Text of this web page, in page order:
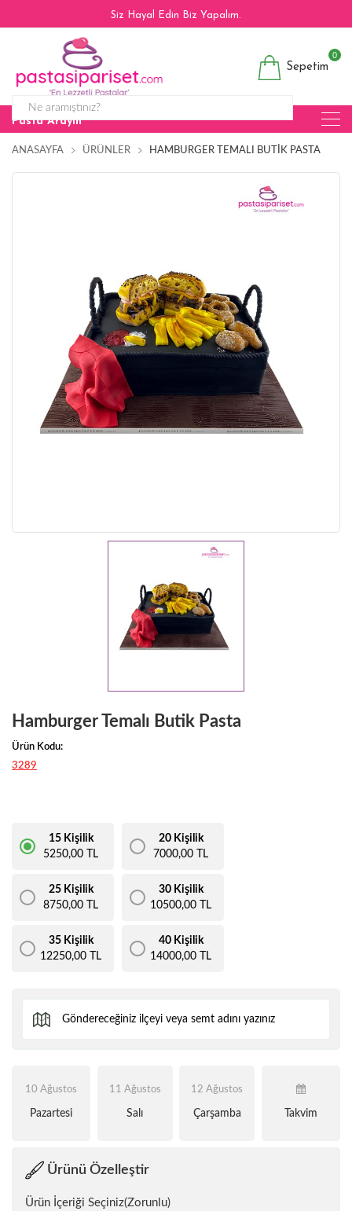
Siz Hayal Edin Biz Yapalım.
Sepetim
0
Pasta Arayın
ANASAYFA ÜRÜNLER HAMBURGER TEMALI BUTIK PASTA
Hamburger Temalı Butik Pasta
Ürün Kodu:
3289
15 Kişilik
5250,00 TL
20 Kişilik
7000,00 TL
25 Kişilik
8750,00 TL
30 Kişilik
10500,00 TL
35 Kişilik
12250,00 TL
40 Kişilik
14000,00 TL
10 Ağustos
Pazartesi
11 Ağustos
Salı
12 Ağustos
Çarşamba Takvim
Ürünü Özelleştir
Ürün İçeriği Seçiniz(Zorunlu)